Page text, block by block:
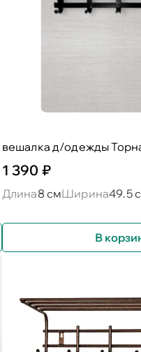
вешалка д/одежды
1 390 ₽
Длина8 смШирина49.5
В